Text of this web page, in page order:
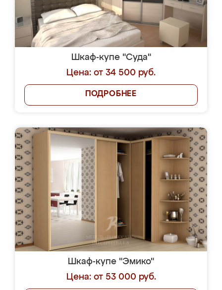
Шкаф-купе "Суда"
Цена: от 34 500 руб.
ПОДРОБНЕЕ
Шкаф-купе "Эмико"
Цена: от 53 000 руб.